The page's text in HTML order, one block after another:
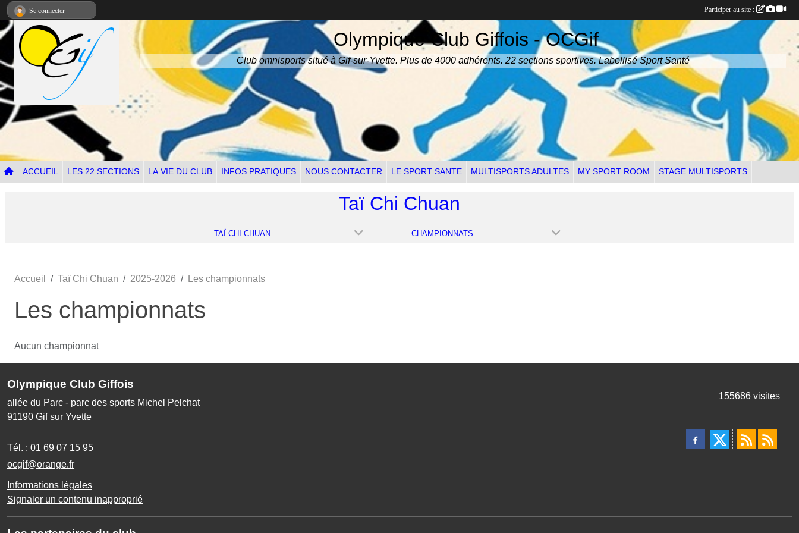
Olympique Club Giffois - OCGif
Club omnisports situé à Gif-sur-Yvette. Plus de 4000 adhérents. 22 sections sportives. Labellisé Sport Santé
ACCUEIL LES 22 SECTIONS LA VIE DU CLUB INFOS PRATIQUES NOUS CONTACTER LE SPORT SANTE MULTISPORTS ADULTES MY SPORT ROOM STAGE MULTISPORTS
Taï Chi Chuan
TAÏ CHI CHUAN CHAMPIONNATS
Accueil Taï Chi Chuan 2025-2026 Les championnats
Les championnats
Aucun championnat
Olympique Club Giffois
allée du Parc - parc des sports Michel Pelchat
91190 Gif sur Yvette
Tél. : 01 69 07 15 95
ocgif@orange.fr
Informations légales
Signaler un contenu inapproprié
155686 visites
Se connecter Participer au site :
Panneau de gestion des cookies